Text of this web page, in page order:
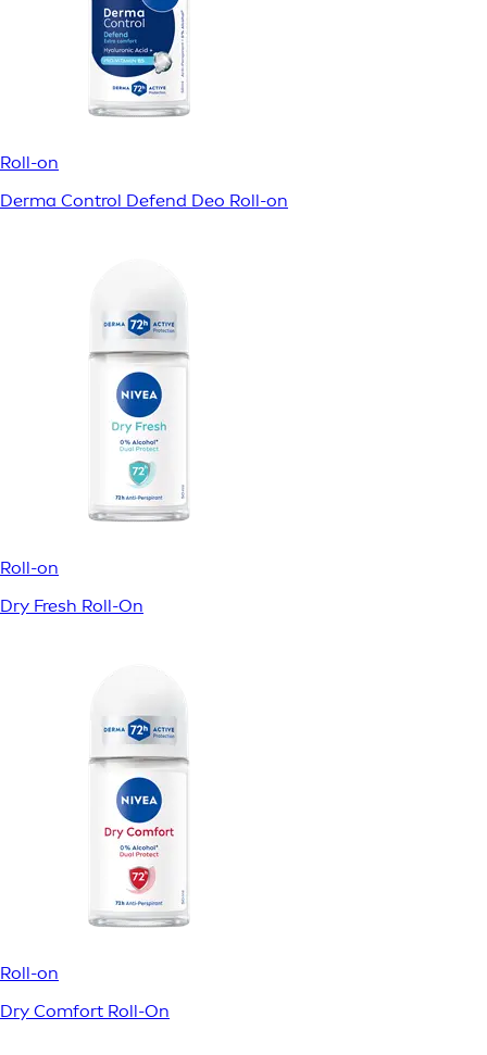
Roll-on
Derma Control Defend Deo Roll-on
Roll-on
Dry Fresh Roll-On
Roll-on
Dry Comfort Roll-On